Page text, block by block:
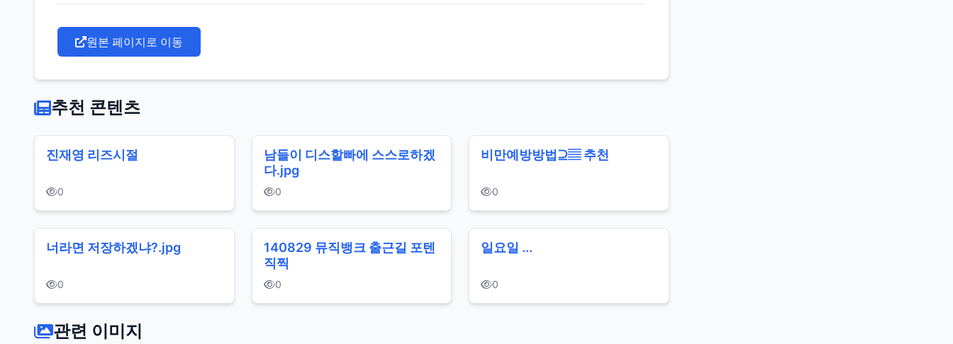
원본 페이지로 이동
추천 콘텐츠
진재영 리즈시절
0
남들이 디스할빠에 스스로하겠
다.jpg
0
비만예방방법⊇▤ 추천
0
너라면 저장하겠냐?.jpg
0
140829 뮤직뱅크 출근길 포텐
직찍
0
일요일 ...
0
관련 이미지